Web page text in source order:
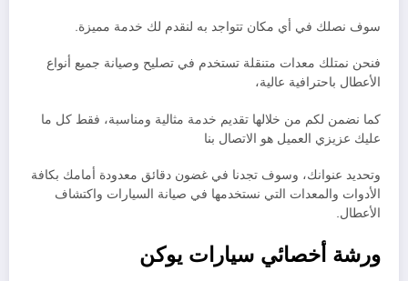
سوف نصلك في أي مكان تتواجد به لنقدم لك خدمة مميزة.
فنحن نمتلك معدات متنقلة تستخدم في تصليح وصيانة جميع أنواع
الأعطال باحترافية عالية،
كما نضمن لكم من خلالها تقديم خدمة مثالية ومناسبة، فقط كل ما
عليك عزيزي العميل هو الاتصال بنا
وتحديد عنوانك، وسوف تجدنا في غضون دقائق معدودة أمامك بكافة
الأدوات والمعدات التي نستخدمها في صيانة السيارات واكتشاف
الأعطال.
ورشة أخصائي سيارات يوكن